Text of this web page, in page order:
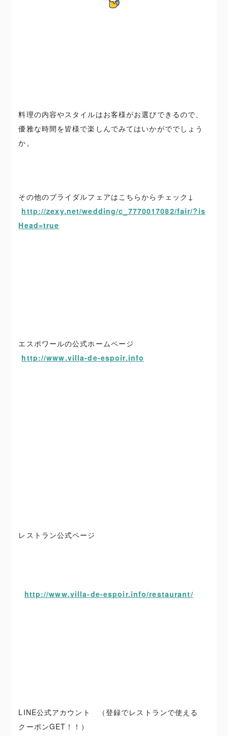
料理の内容やスタイルはお客様がお選びできるので、
優雅な時間を皆様で楽しんでみてはいかがででしょう
か。
その他のブライダルフェアはこちらからチェック↓
http://zexy.net/wedding/c_7770017082/fair/?is
Head=true
エスポワールの公式ホームページ
http://www.villa-de-espoir.info
レストラン公式ページ
http://www.villa-de-espoir.info/restaurant/
LINE公式アカウント （登録でレストランで使える
クーポンGET！！）